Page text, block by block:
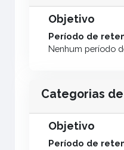
Objetivo
Período de
Nenhum período
Categorias
Objetivo
Período de